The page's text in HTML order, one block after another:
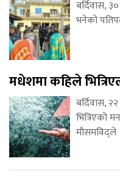
बर्दिवास,
भनेको
मधेशमा कहिले
बर्दिवास,
भित्रिएको
मौसमविद्ले